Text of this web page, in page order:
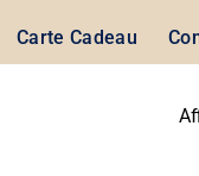
Carte Cadeau